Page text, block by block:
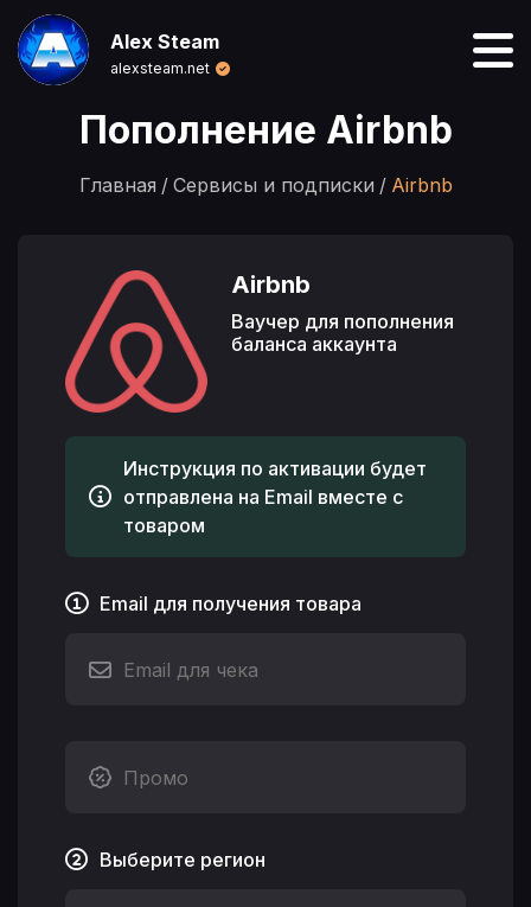
Alex Steam
alexsteam.net
Пополнение Airbnb
Главная Сервисы и подписки Airbnb
Airbnb
Ваучер для пополнения
баланса аккаунта
Инструкция по активации будет
отправлена на Email вместе с
товаром
Email для получения товара
Выберите регион